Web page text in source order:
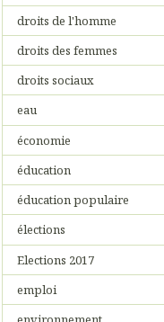
droits de l'homme
droits des femmes
droits sociaux
eau
économie
éducation
éducation populaire
élections
Elections 2017
emploi